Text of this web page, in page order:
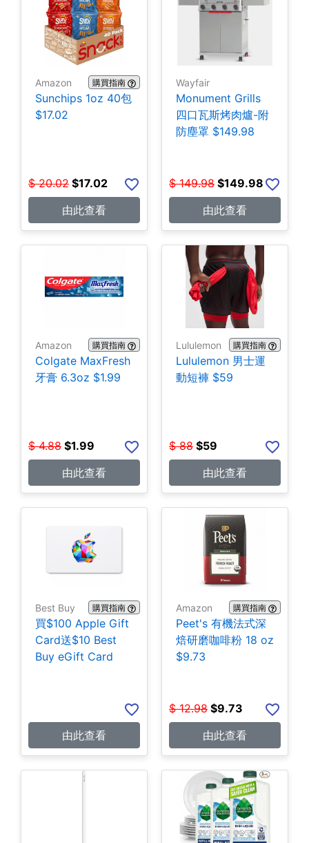
Amazon 購買指南
Sunchips 1oz 40包
$17.02
$ 20.02 $17.02
由此查看
Wayfair
Monument Grills
四口瓦斯烤肉爐-附
防塵罩 $149.98
$ 149.98 $149.98
由此查看
Amazon 購買指南
Colgate MaxFresh
牙膏 6.3oz $1.99
$ 4.88 $1.99
由此查看
Lululemon 購買指南
Lululemon 男士運
動短褲 $59
$ 88 $59
由此查看
Best Buy 購買指南
買$100 Apple Gift
Card送$10 Best
Buy eGift Card
由此查看
Amazon 購買指南
Peet's 有機法式深
焙研磨咖啡粉 18 oz
$9.73
$ 12.98 $9.73
由此查看